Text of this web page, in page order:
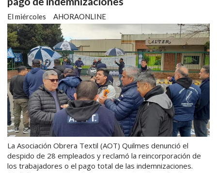
AHORAONLINE
El miércoles
La Asociación Obrera Textil (AOT) Quilmes denunció el
despido de 28 empleados y reclamó la reincorporación de
los trabajadores o el pago total de las indemnizaciones.